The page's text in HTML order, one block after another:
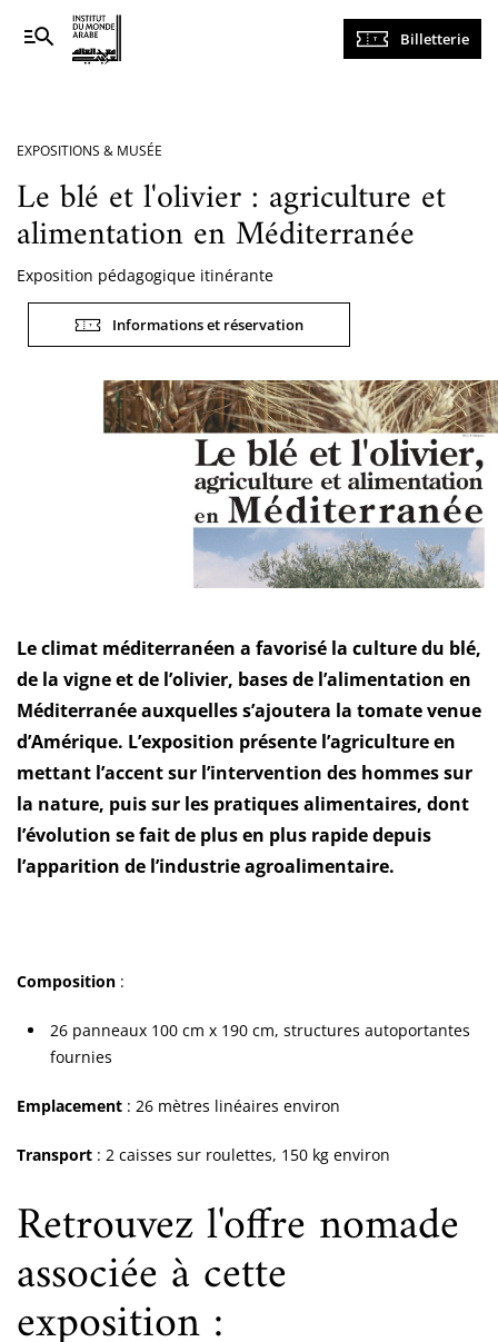
Navigation
principale
Billetterie
EXPOSITIONS & MUSÉE
Le blé et l'olivier : agriculture et
alimentation en Méditerranée
Exposition pédagogique itinérante
Informations et réservation
Le climat méditerranéen a favorisé la culture du blé,
de la vigne et de l’olivier, bases de l’alimentation en
Méditerranée auxquelles s’ajoutera la tomate venue
d’Amérique. L’exposition présente l’agriculture en
mettant l’accent sur l’intervention des hommes sur
la nature, puis sur les pratiques alimentaires, dont
l’évolution se fait de plus en plus rapide depuis
l’apparition de l’industrie agroalimentaire.
Composition :
26 panneaux 100 cm x 190 cm, structures autoportantes
fournies
Emplacement : 26 mètres linéaires environ
Transport : 2 caisses sur roulettes, 150 kg environ
Retrouvez l'offre nomade
associée à cette
exposition :